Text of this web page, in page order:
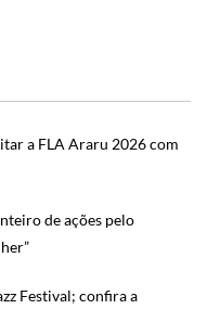
a FLA Araru 2026 com
de ações pelo
Festival; confira a